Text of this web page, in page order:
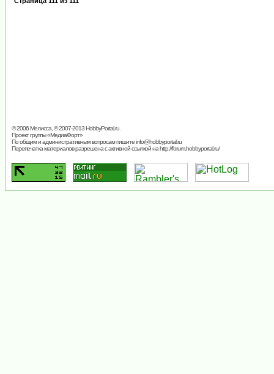
© 2006 Мелисса, © 2007-2013HobbyPortal.ru
Проект группы «МедиаФорт»
По общим и административным вопросам пишитеinfo@hobbyportal.ru
Перепечатка материалов разрешена с активной ссылкой на http://forum.hobbyportal.ru/